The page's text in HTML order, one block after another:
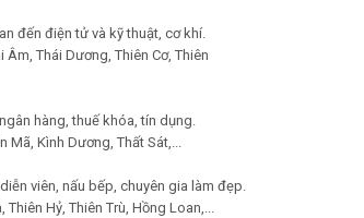
đến điện tử và kỹ thuật, cơ khí.
Âm, Thái Dương, Thiên Cơ, Thiên
hàng, thuế khóa, tín dụng.
Mã, Kình Dương, Thất Sát,...
viên, nấu bếp, chuyên gia làm đẹp.
Hỷ, Thiên Trù, Hồng Loan,...